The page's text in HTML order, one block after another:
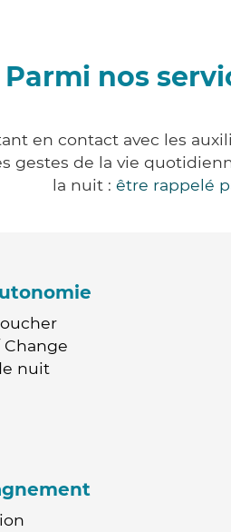
Parmi nos
en contact avec les
gestes de la vie
la nuit : être rappelé
nuit